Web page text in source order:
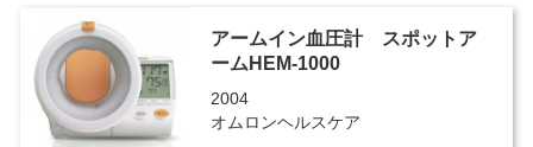
アームイン血圧計 スポットア
ームHEM-1000
2004
オムロンヘルスケア